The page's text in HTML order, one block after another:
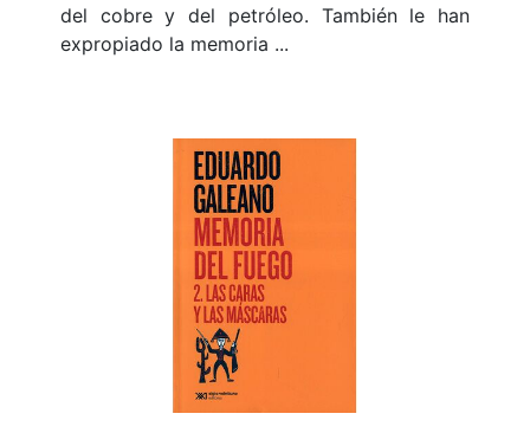
del cobre y del petróleo. También le han
expropiado la memoria ...